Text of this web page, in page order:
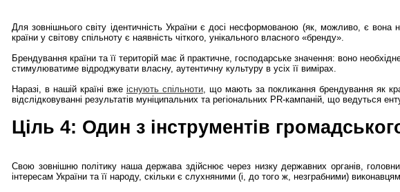
Для зовнішнього світу ідентичність України є досі несформованою (як, можливо, є
країни у світову спільноту є наявність чіткого, унікального власного «бренду».
Брендування країни та її територій має й практичне, господарське значення: воно
стимулюватиме відроджувати власну, аутентичну культуру в усіх її вимірах.
Наразі, в нашій країні вже існують спільноти, що мають за покликання брендування як
відслідковуванні результатів муніципальних та регіональних PR-кампаній, що ведуться
Ціль 4: Один з інструментів
Свою зовнішню політику наша держава здійснює через низку державних органів,
інтересам України та її народу, скільки є слухняними (і, до того ж, незграбними)